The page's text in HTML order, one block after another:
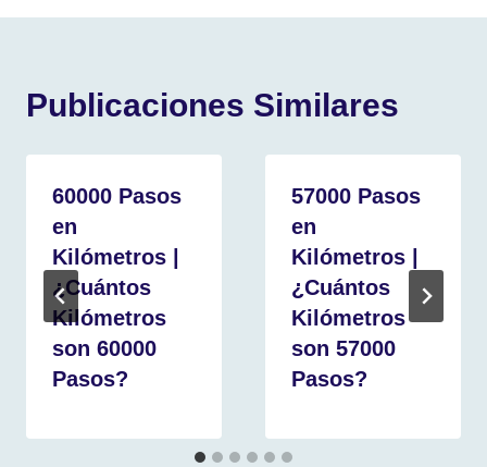
Publicaciones Similares
60000 Pasos
en
Kilómetros |
¿Cuántos
Kilómetros
son 60000
Pasos?
57000 Pasos
en
Kilómetros |
¿Cuántos
Kilómetros
son 57000
Pasos?